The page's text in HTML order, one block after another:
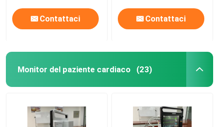
Contattaci Contattaci
Monitor del paziente cardiaco (23)